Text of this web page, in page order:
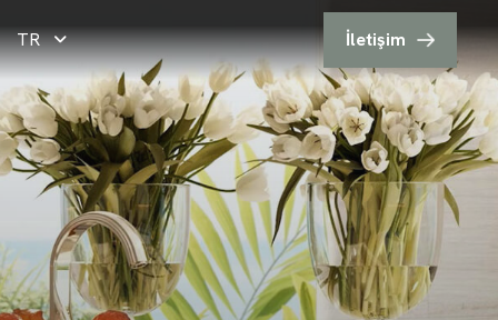
TR İletişim